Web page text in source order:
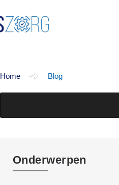
Home Blog
Onderwerpen